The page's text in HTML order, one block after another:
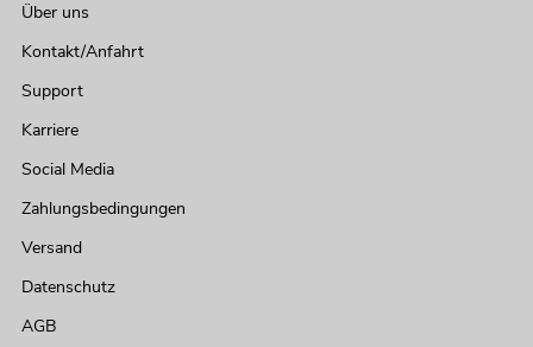
Über uns
Kontakt/Anfahrt
Support
Karriere
Social Media
Zahlungsbedingungen
Versand
Datenschutz
AGB